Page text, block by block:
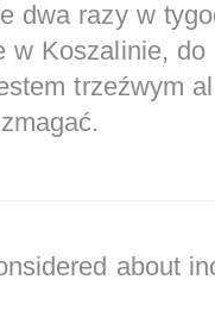
dwa razy w
w Koszalinie, do
trzeźwym
about